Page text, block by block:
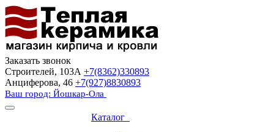
Заказать звонок
Строителей, 103А +7(8362)330893
Анциферова, 46 +7(927)8830893
Ваш город: Йошкар-Ола
Каталог